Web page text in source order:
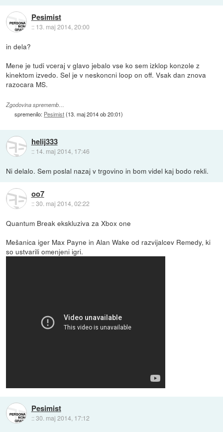
Pesimist
:: 13. maj 2014, 20:00
in dela?
Mene je tudi vceraj v glavo jebalo vse ko sem izklop konzole z
kinektom izvedo. Sel je v neskoncni loop on off. Vsak dan znova
razocara MS.
Zgodovina sprememb…
spremenilo: Pesimist(13. maj 2014 ob 20:01)
helij333
:: 14. maj 2014, 17:46
Ni delalo. Sem poslal nazaj v trgovino in bom videl kaj bodo rekli.
oo7
::30. maj 2014, 02:22
Quantum Break ekskluziva za Xbox one
Mešanica iger Max Payne in Alan Wake od razvijalcev Remedy, ki
so ustvarili omenjeni igri.
Pesimist
::30. maj 2014, 17:12